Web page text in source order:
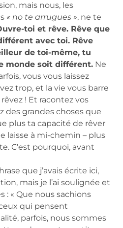
mais nous, les
« no te arrugues », ne te
toi et rêve. Rêve que
avec toi. Rêve
de toi-même, tu
monde soit différent. Ne
vous vous laissez
trop, et la vie vous barre
! Et racontez vos
des grandes choses que
plus ta capacité de rêver
laisse à mi-chemin – plus
C’est pourquoi, avant
que j’avais écrite ici,
mais je l’ai soulignée et
: « Que nous sachions
qui pensent
parfois, nous sommes